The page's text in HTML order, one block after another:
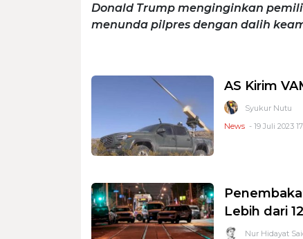
Donald Trump menginginkan
menunda pilpres dengan dalih
AS Kirim
Syukur Nutu
News - 19 Juli 2023
Lebih dari
Nur Hidayat